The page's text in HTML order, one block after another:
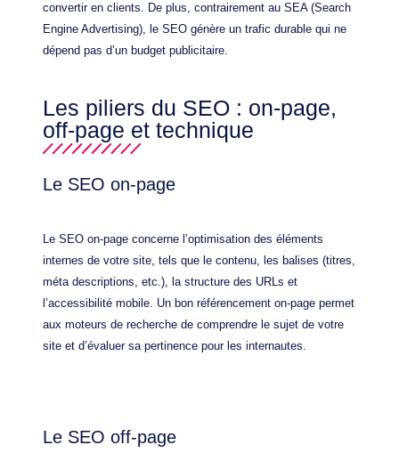
convertir en clients. De plus, contrairement au SEA (Search
Engine Advertising), le SEO génère un trafic durable qui ne
dépend pas d’un budget publicitaire.
Les piliers du SEO : on-page,
off-page et technique
Le SEO on-page
Le SEO on-page concerne l’optimisation des éléments
internes de votre site, tels que le contenu, les balises (titres,
méta descriptions, etc.), la structure des URLs et
l’accessibilité mobile. Un bon référencement on-page permet
aux moteurs de recherche de comprendre le sujet de votre
site et d’évaluer sa pertinence pour les internautes.
Le SEO off-page